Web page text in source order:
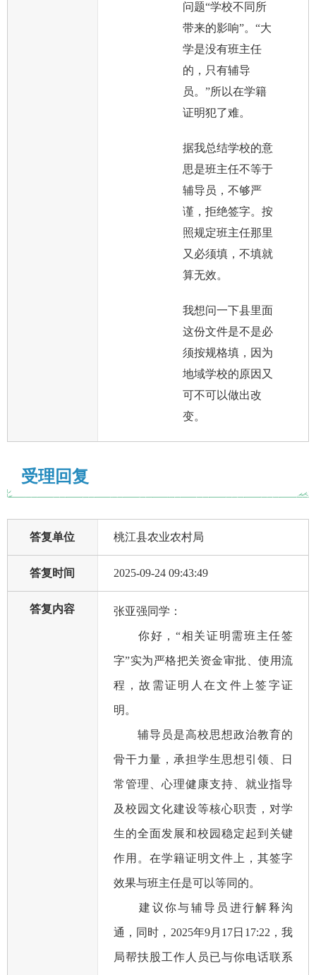
问题“学校不同所
带来的影响”。“大
学是没有班主任
的，只有辅导
员。”所以在学籍
证明犯了难。
据我总结学校的意
思是班主任不等于
辅导员，不够严
谨，拒绝签字。按
照规定班主任那里
又必须填，不填就
算无效。
我想问一下县里面
这份文件是不是必
须按规格填，因为
地域学校的原因又
可不可以做出改
变。
受理回复
答复单位 桃江县农业农村局
答复时间 2025-09-24 09:43:49
答复内容 张亚强同学：
你好，“相关证明需班主任签
字”实为严格把关资金审批、使用流
程，故需证明人在文件上签字证
明。
辅导员是高校思想政治教育的
骨干力量，承担学生思想引领、日
常管理、心理健康支持、就业指导
及校园文化建设等核心职责，对学
生的全面发展和校园稳定起到关键
作用。在学籍证明文件上，其签字
效果与班主任是可以等同的。
建议你与辅导员进行解释沟
通，同时，2025年9月17日17:22，我
局帮扶股工作人员已与你电话联系